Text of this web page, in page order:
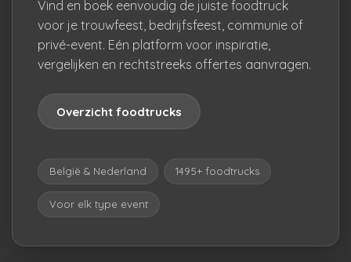
Vind en boek eenvoudig de juiste foodtruck
voor je trouwfeest, bedrijfsfeest, communie of
privé-event. Eén platform voor inspiratie,
vergelijken en rechtstreeks offertes aanvragen.
Overzicht foodtrucks
België & Nederland 1495+ foodtrucks
Voor elk type event